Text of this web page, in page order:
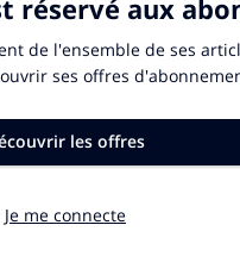
en ligne. Et
la viande, des œufs ou
Les
s’invitent